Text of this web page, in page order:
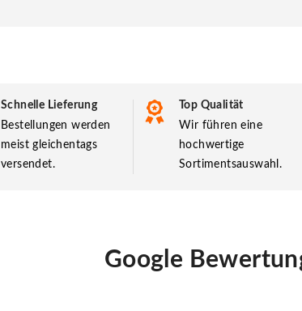
Schnelle Lieferung
Bestellungen werden
meist gleichentags
versendet.
Top Qualität
Wir führen eine
hochwertige
Sortimentsauswahl.
Google